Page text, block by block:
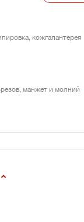
кожгалантерея
манжет и молний